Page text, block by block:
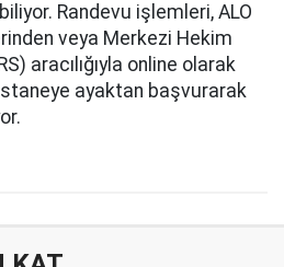
Randevu işlemleri, ALO
veya Merkezi Hekim
aracılığıyla online olarak
ayaktan başvurarak